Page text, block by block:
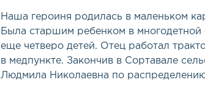
Наша героиня родилась в маленьком
Была старшим ребенком в многодетной
еще четверо детей. Отец работал
в медпункте. Закончив в Сортавале
Людмила Николаевна по